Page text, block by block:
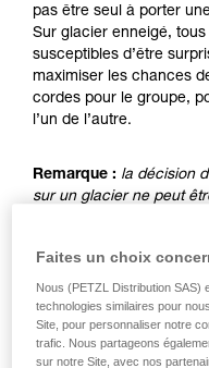
Nous donnons
liées à votre
que nous ne
pas être seul à porter
Sur glacier enneigé,
susceptibles d’être
maximiser les chances
cordes pour le groupe,
l’un de l’autre.
Remarque : la décision
sur un glacier ne peut
de ce conseil qui ne
skier sans être encordé.
Faites un choix
Nous (PETZL Distribution SAS)
technologies similaires pour
Site, pour personnaliser notre
trafic. Nous partageons
sur notre Site, avec nos